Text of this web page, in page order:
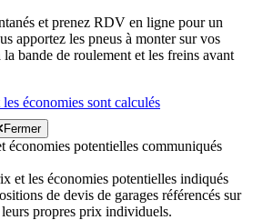
et prenez RDV en ligne pour un
apportez les pneus à monter sur vos
bande de roulement et les freins avant
économies sont calculés
Fermer
économies potentielles communiqués
et les économies potentielles indiqués
de devis de garages référencés sur
propres prix individuels.